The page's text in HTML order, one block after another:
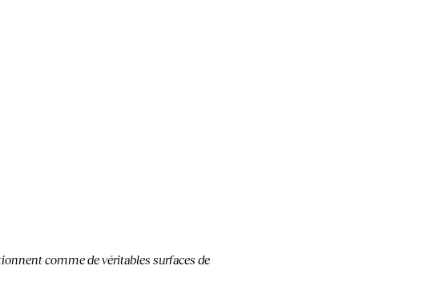
comme de véritables surfaces de